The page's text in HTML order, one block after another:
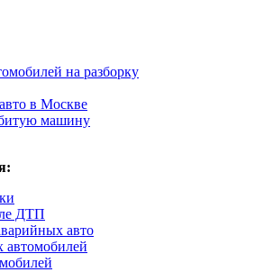
на разборку
в Москве
машину
ДТП
авто
автомобилей